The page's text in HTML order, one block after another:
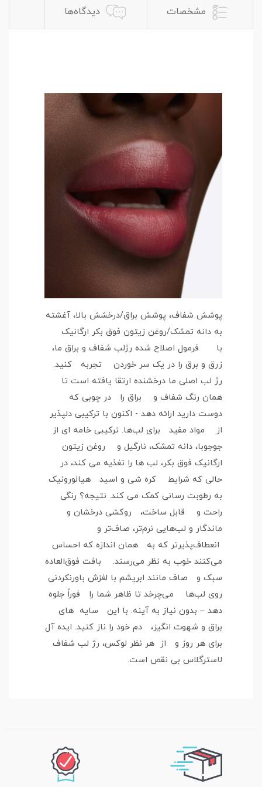
مشخصات دیدگاه‌ها
پوشش شفاف، پوشش براق/درخشش بالا، آغشته
به دانه تمشک/روغن زیتون فوق بکر ارگانیک
با فرمول اصلاح شده رژلب شفاف و براق ما،
زرق و برق را در یک سر خوردن تجربه کنید.
رژ لب اصلی ما درخشنده ارتقا یافته است تا
همان رنگ شفاف و براق را در چوبی که
دوست دارید ارائه دهد - اکنون با ترکیبی دلپذیر
از مواد مفید برای لب‌ها. ترکیبی خامه ای از
جوجوبا، دانه تمشک، نارگیل و روغن زیتون
ارگانیک فوق بکر، لب ها را تغذیه می کند، در
حالی که شرایط کره شی و اسید هیالورونیک
به رطوبت رسانی کمک می کند. نتیجه؟ رنگی
راحت و قابل ساخت، روکشی درخشان و
ماندگار و لب‌هایی نرم‌تر، صاف‌تر و
انعطاف‌پذیرتر که به همان اندازه که احساس
می‌کنند خوب به نظر می‌رسند. بافت فوق‌العاده
سبک و صاف مانند ابریشم با لغزش باورنکردنی
روی لب‌ها می‌چرخد تا ظاهر شما را فوراً جلوه
دهد – بدون نیاز به آینه. با این سایه های
براق و شهوت انگیز، دم خود را ناز کنید. ایده آل
برای هر روز و از هر نظر لوکس، رژ لب شفاف
لاسترگلاس بی نقص است.